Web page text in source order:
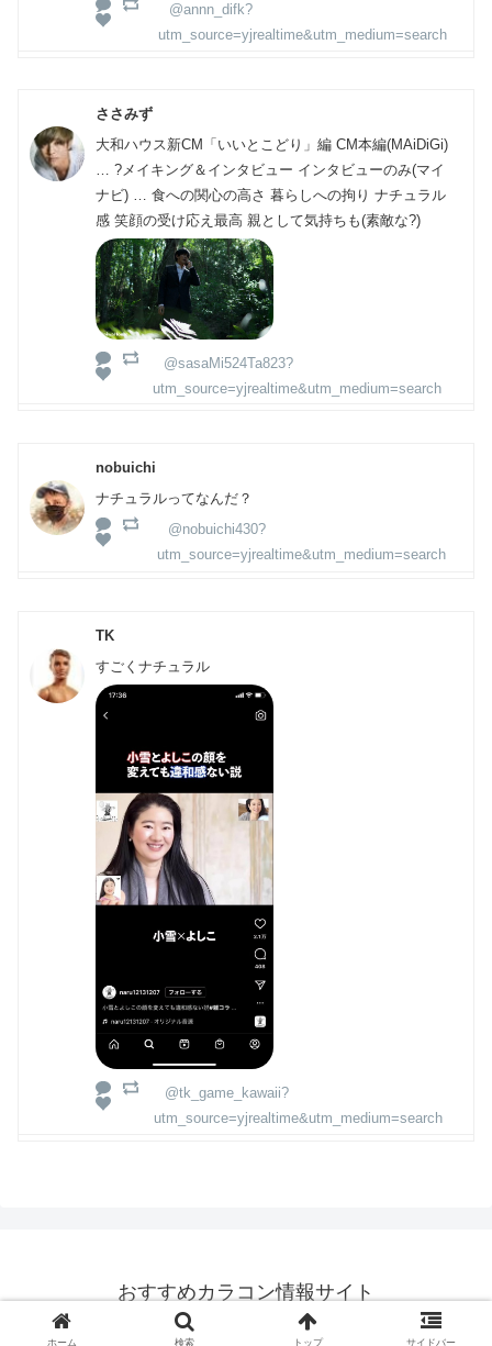
@annn_difk?
utm_source=yjrealtime&utm_medium=search
ささみず
大和ハウス新CM「いいとこどり」編 CM本編(MAiDiGi)
… ?メイキング＆インタビュー インタビューのみ(マイ
ナビ) … 食への関心の高さ 暮らしへの拘り ナチュラル
感 笑顔の受け応え最高 親として気持ちも(素敵な?)
@sasaMi524Ta823?
utm_source=yjrealtime&utm_medium=search
nobuichi
ナチュラルってなんだ？
@nobuichi430?
utm_source=yjrealtime&utm_medium=search
TK
すごくナチュラル
@tk_game_kawaii?
utm_source=yjrealtime&utm_medium=search
おすすめカラコン情報サイト
© 2023 おすすめカラコン情報サイト.
ホーム 検索 トップ サイドバー